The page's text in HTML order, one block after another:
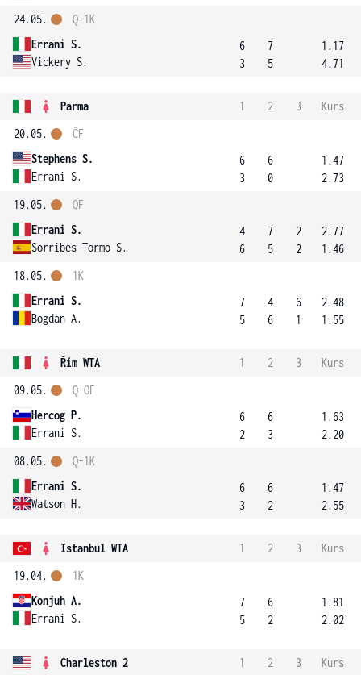
24.05.
Errani S.
Vickery S.
Q-1K
6
3
7
5
1.17
4.71
Parma 1 2 3
Kurs
20.05.
Stephens S.
Errani S.
ČF
6
3
6
0
1.47
2.73
19.05.
Errani S.
Sorribes Tormo S.
OF
4
6
7
5
2
2
2.77
1.46
18.05.
Errani S.
Bogdan A.
1K
7
5
4
6
6
1
2.48
1.55
Řím WTA 1 2 3
Kurs
09.05.
Hercog P.
Errani S.
Q-OF
6
2
6
3
1.63
2.20
08.05.
Errani S.
Watson H.
Q-1K
6
3
6
2
1.47
2.55
Istanbul WTA 1 2 3
Kurs
19.04.
Konjuh A.
Errani S.
1K
7
5
6
2
1.81
2.02
Charleston 2 1 2 3 Kurs